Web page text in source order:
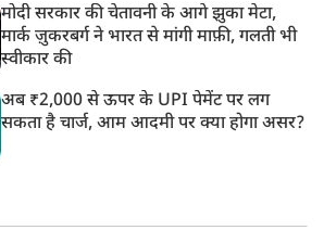
मोदी सरकार की चेतावनी के आगे झुका मेटा,
मार्क ज़ुकरबर्ग ने भारत से मांगी माफ़ी, गलती भी
स्वीकार की
अब ₹2,000 से ऊपर के UPI पेमेंट पर लग
सकता है चार्ज, आम आदमी पर क्या होगा असर?